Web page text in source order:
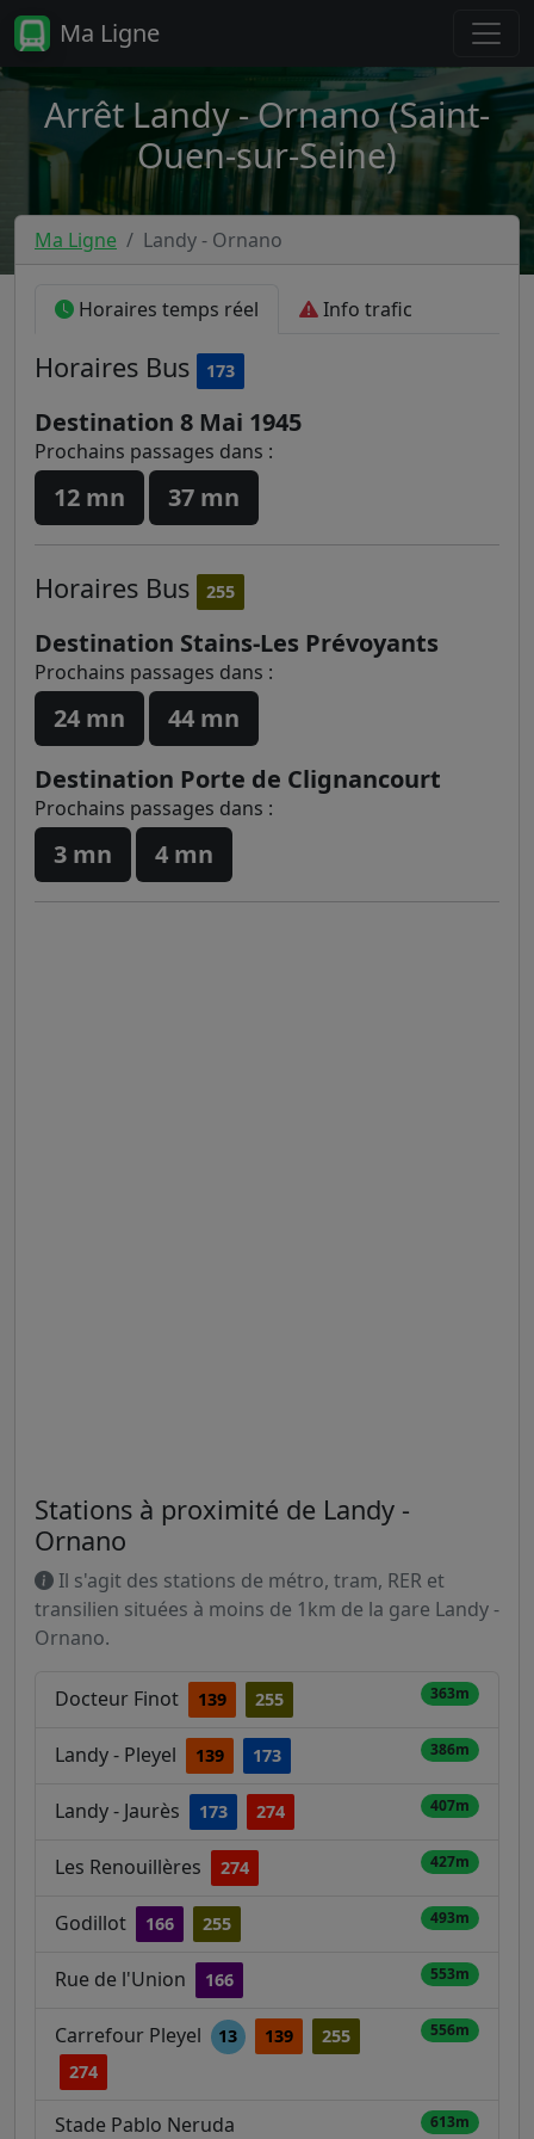
Ma Ligne
Arrêt Landy - Ornano (Saint-
Ouen-sur-Seine)
Ma Ligne Landy - Ornano
Horaires temps réel Info trafic
Horaires Bus 173
Destination 8 Mai 1945
Prochains passages dans :
12 mn 37 mn
Horaires Bus 255
Destination Stains-Les Prévoyants
Prochains passages dans :
24 mn
44 mn
Destination Porte de Clignancourt
Prochains passages dans :
3 mn 4 mn
Stations à proximité de Landy -
Ornano
Il s'agit des stations de métro, tram, RER et
transilien situées à moins de 1km de la gare Landy -
Ornano.
Docteur Finot 139 255 363m
Landy - Pleyel 139 173 386m
Landy - Jaurès 173 274 407m
Les Renouillères 274 427m
Godillot 166 255 493m
Rue de l'Union 166 553m
Carrefour Pleyel 13 139
255
274
556m
Stade Pablo Neruda 613m